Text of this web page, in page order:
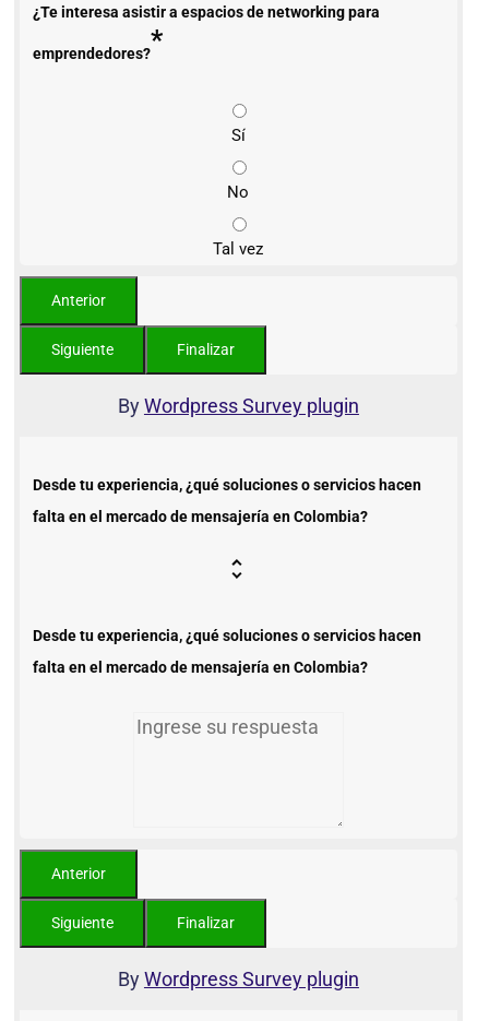
¿Te interesa asistir a espacios de networking para
emprendedores?*
Sí
No
Tal vez
ByWordpress Survey plugin
Desde tu experiencia, ¿qué soluciones o servicios hacen
falta en el mercado de mensajería en Colombia?
Desde tu experiencia, ¿qué soluciones o servicios hacen
falta en el mercado de mensajería en Colombia?
ByWordpress Survey plugin